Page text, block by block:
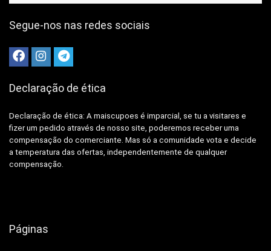
Segue-nos nas redes sociais
Declaração de ética
Declaração de ética: A maiscupoes é imparcial, se tu a visitares e
fizer um pedido através de nosso site, poderemos receber uma
compensação do comerciante. Mas só a comunidade vota e decide
a temperatura das ofertas, independentemente de qualquer
compensação.
Páginas